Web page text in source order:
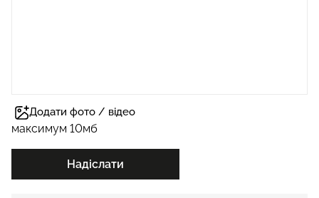
Додати фото / відео
максимум 10мб
Надіслати